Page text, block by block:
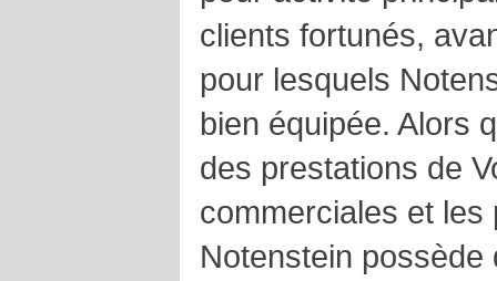
clients fortunés,
pour lesquels
bien équipée. Alors
des prestations de
commerciales et
Notenstein